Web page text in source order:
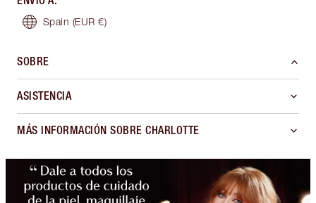
Spain (EUR €)
SOBRE
ASISTENCIA
MÁS INFORMACIÓN SOBRE CHARLOTTE